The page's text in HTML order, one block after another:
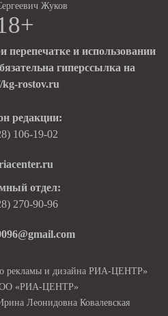
Жуков
и использовании
гиперссылка на
kg-rostov.ru
редакции:
106-19-02
отдел:
270-90-96
рекламы и дизайна РИА-ЦЕНТР»
«РИА-ЦЕНТР»
Леонидовна Ковалевская